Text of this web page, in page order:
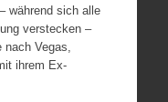
während sich alle
verstecken –
nach Vegas,
ihrem Ex-